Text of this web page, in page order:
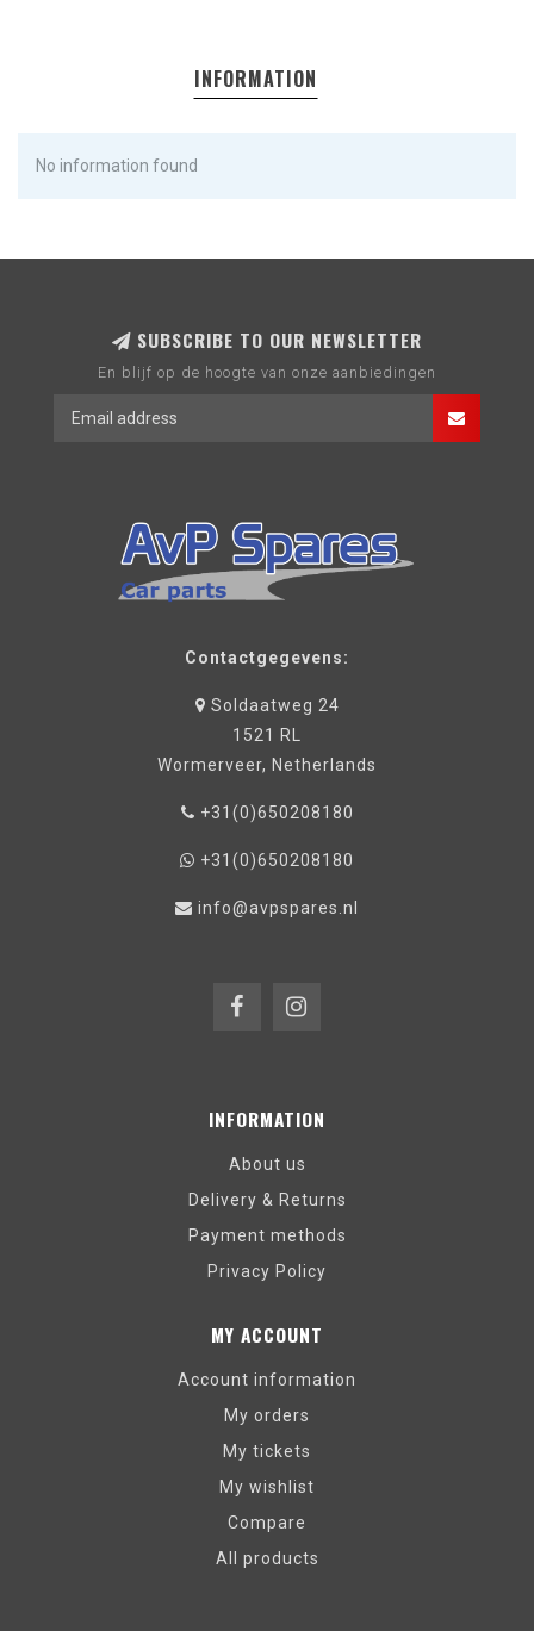
INFORMATION
No information found
SUBSCRIBE TO OUR NEWSLETTER
En blijf op de hoogte van onze aanbiedingen
Contactgegevens:
Soldaatweg 24
1521 RL
Wormerveer, Netherlands
+31(0)650208180
+31(0)650208180
info@avpspares.nl
INFORMATION
About us
Delivery & Returns
Payment methods
Privacy Policy
MY ACCOUNT
Account information
My orders
My tickets
My wishlist
Compare
All products